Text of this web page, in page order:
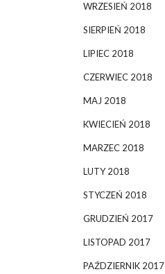
WRZESIEŃ 2018
SIERPIEŃ 2018
LIPIEC 2018
CZERWIEC 2018
MAJ 2018
KWIECIEŃ 2018
MARZEC 2018
LUTY 2018
STYCZEŃ 2018
GRUDZIEŃ 2017
LISTOPAD 2017
PAŹDZIERNIK 2017